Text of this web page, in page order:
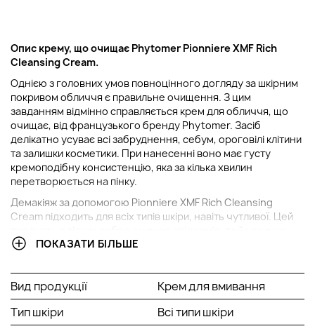
Опис крему, що очищає Phytomer Pionniere XMF Rich
Cleansing Cream.
Однією з головних умов повноцінного догляду за шкірним
покривом обличчя є правильне очищення. З цим
завданням відмінно справляється крем для обличчя, що
очищає, від французького бренду Phytomer. Засіб
делікатно усуває всі забруднення, себум, ороговілі клітини
та залишки косметики. При нанесенні воно має густу
кремоподібну консистенцію, яка за кілька хвилин
перетворюється на пінку.
Демакіяж за допомогою Pionniere XMF Rich Cleansing
Cream підходить для всіх типів шкіри, навіть чутливої. Цей
вологою, допомагає відновити оптимальний рівень pH.
морські сахариди. Крем добре розгладжує дрібні зморшки,
тонізує шкіру, дарує їй приємну свіжість і гладкість, добре
готує до нанесення наступного косметологічного
продукту.
ПОКАЗАТИ БІЛЬШЕ
Вид продукції
Крем для вмивання
Тип шкіри
Всі типи шкіри